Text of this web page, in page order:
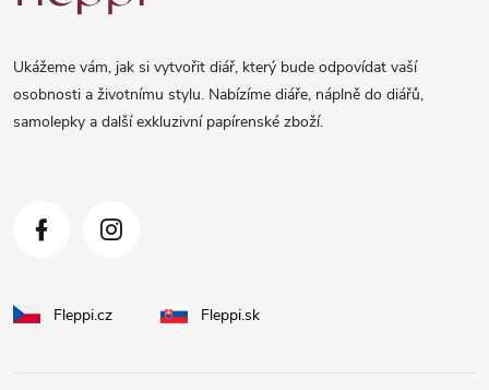
Ukážeme vám, jak si vytvořit diář, který bude odpovídat vaší
osobnosti a životnímu stylu. Nabízíme diáře, náplně do diářů,
samolepky a další exkluzivní papírenské zboží.
Fleppi.cz Fleppi.sk